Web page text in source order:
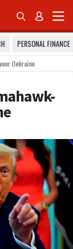
 
PERSONAL FINANCE
Oekraïne